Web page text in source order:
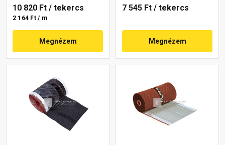
10 820 Ft / tekercs
2 164 Ft / m
Megnézem
7 545 Ft / tekercs
Megnézem